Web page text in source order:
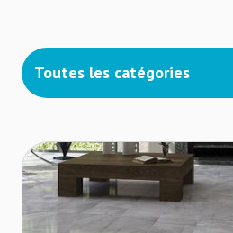
Toutes les catégories